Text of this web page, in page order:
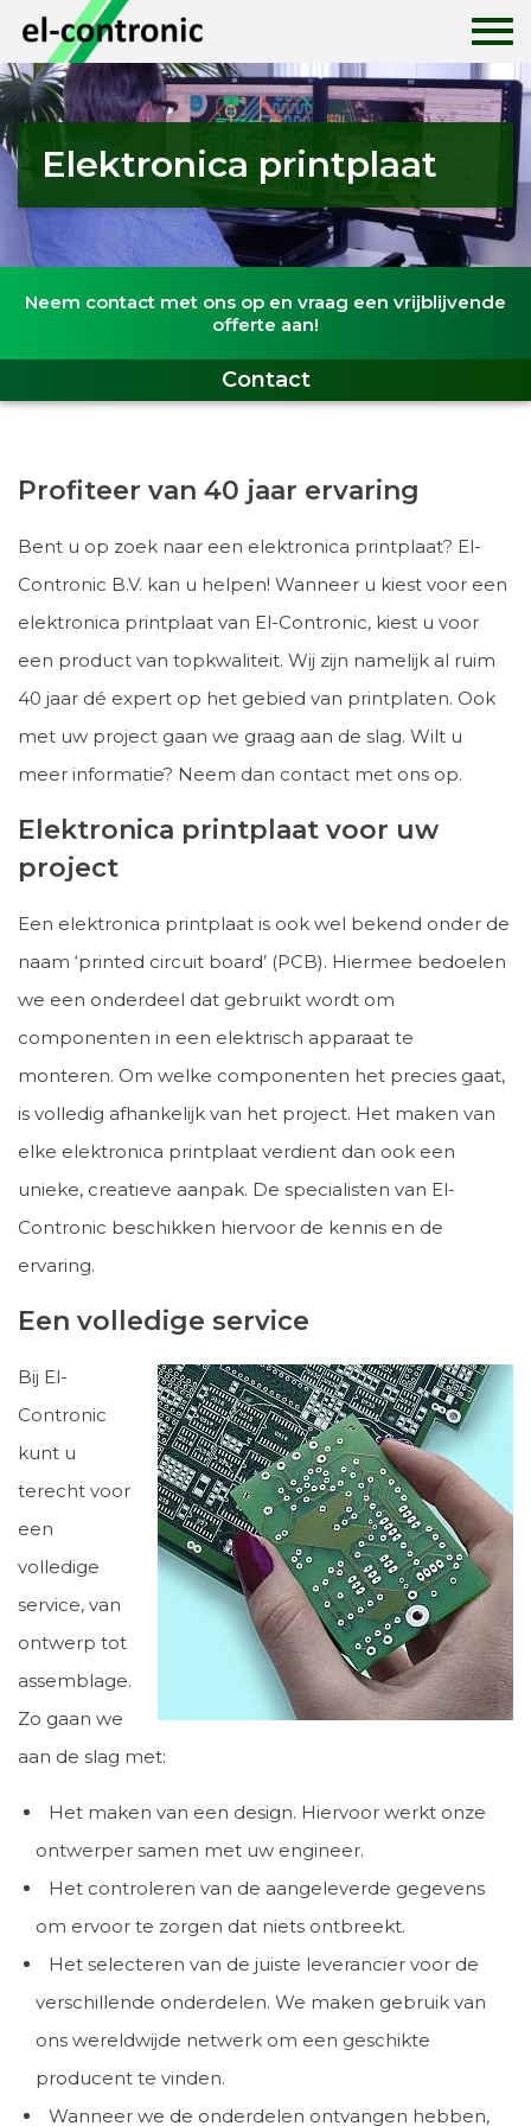
Home
Historie
Print ontwerpen
Printplaten
Contact
Elektronica printplaat
Neem contact met ons op en vraag een vrijblijvende
offerte aan!
Contact
Profiteer van 40 jaar ervaring
Bent u op zoek naar een elektronica printplaat? El-
Contronic B.V. kan u helpen! Wanneer u kiest voor een
elektronica printplaat van El-Contronic, kiest u voor
een product van topkwaliteit. Wij zijn namelijk al ruim
40 jaar dé expert op het gebied van printplaten. Ook
met uw project gaan we graag aan de slag. Wilt u
meer informatie? Neem dan contact met ons op.
Elektronica printplaat voor uw
project
Een elektronica printplaat is ook wel bekend onder de
naam ‘printed circuit board’ (PCB). Hiermee bedoelen
we een onderdeel dat gebruikt wordt om
componenten in een elektrisch apparaat te
monteren. Om welke componenten het precies gaat,
is volledig afhankelijk van het project. Het maken van
elke elektronica printplaat verdient dan ook een
unieke, creatieve aanpak. De specialisten van El-
Contronic beschikken hiervoor de kennis en de
ervaring.
Een volledige service
Bij El-
Contronic
kunt u
terecht voor
een
volledige
service, van
ontwerp tot
assemblage.
Zo gaan we
aan de slag met:
Het maken van een design. Hiervoor werkt onze
ontwerper samen met uw engineer.
Het controleren van de aangeleverde gegevens
om ervoor te zorgen dat niets ontbreekt.
Het selecteren van de juiste leverancier voor de
verschillende onderdelen. We maken gebruik van
ons wereldwijde netwerk om een geschikte
producent te vinden.
Wanneer we de onderdelen ontvangen hebben,